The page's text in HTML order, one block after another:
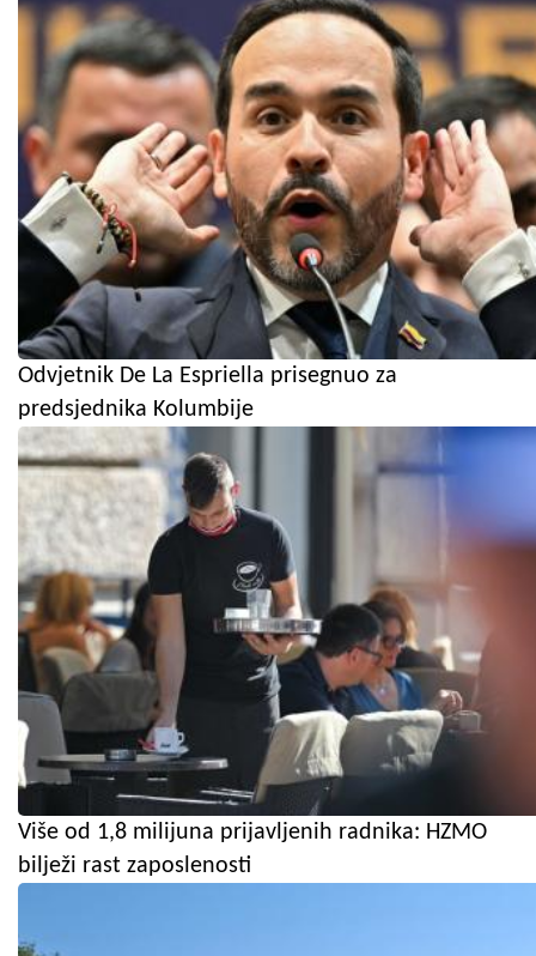
Odvjetnik De La Espriella prisegnuo za
predsjednika Kolumbije
Više od 1,8 milijuna prijavljenih radnika: HZMO
bilježi rast zaposlenosti